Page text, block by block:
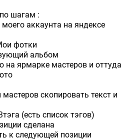
шагам :
аккаунта на яндексе
фотки
альбом
на ярмарке мастеров и оттуда
скопировать текст и
(есть список тэгов)
сделана
к следующей позиции